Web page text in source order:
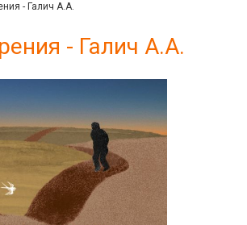
- Галич А.А.
- Галич А.А.